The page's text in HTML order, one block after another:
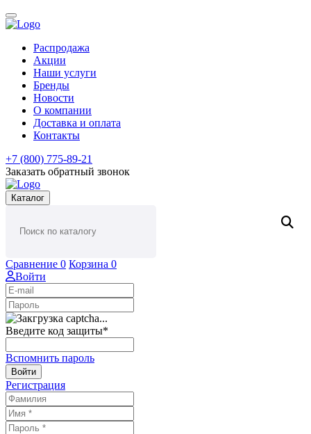
Распродажа
Акции
Наши услуги
Бренды
Новости
О компании
Доставка и оплата
Контакты
+7 (800) 775-89-21
Заказать обратный звонок
Каталог
Сравнение 0 Корзина 0
Войти
Введите код защиты*
Вспомнить пароль
Войти
Регистрация